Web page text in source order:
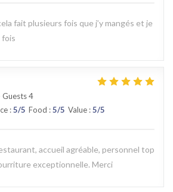
fait plusieurs fois que j’y mangés et je
fois
4
:5/5 Food :5/5 Value :5/5
accueil agréable, personnel top
exceptionnelle. Merci